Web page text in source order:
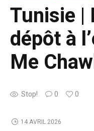
Tunisie |
dépôt à
Me
Stop! 0 0
14 AVRIL 2026